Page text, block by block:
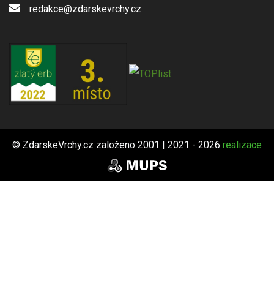
redakce@zdarskevrchy.cz
© ZdarskeVrchy.cz založeno 2001 | 2021 - 2026 realizace